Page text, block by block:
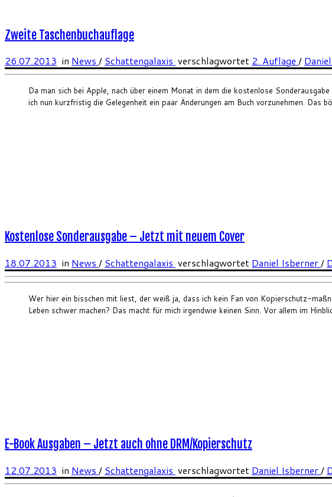
Zweite Taschenbuchauflage
26.07.2013 in News / Schattengalaxis verschlagwortet 2. Auflage /
Da man sich bei Apple, nach über einem Monat in dem die kostenlose
ich nun kurzfristig die Gelegenheit ein paar Änderungen am Buch vorzunehmen. Das
Kostenlose Sonderausgabe – Jetzt mit neuem Cover
18.07.2013 in News / Schattengalaxis verschlagwortet Daniel Isberner /
Wer hier ein bisschen mit liest, der weiß ja, dass ich kein Fan von Kopierschutz-
Leben schwer machen? Das macht für mich irgendwie keinen Sinn. Vor allem im
E-Book Ausgaben – Jetzt auch ohne DRM/Kopierschutz
12.07.2013 in News / Schattengalaxis verschlagwortet Daniel Isberner/